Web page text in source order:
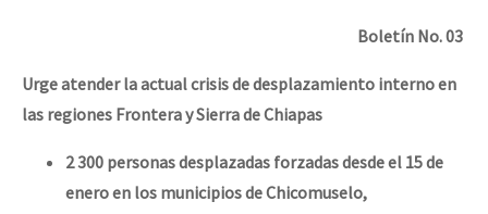
Boletín No. 03
Urge atender la actual crisis de desplazamiento interno en
las regiones Frontera y Sierra de Chiapas
2 300 personasdesplazadas forzadas desde el 15 de
enero en los municipios deChicomuselo,